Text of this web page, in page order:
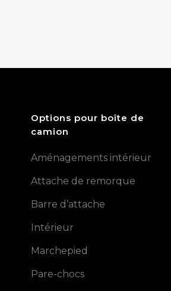
Options pour boîte de
camion
Aménagements intérieur
Attache de remorque
Barre d’attache
Intérieur
Marchepied
Pare-chocs